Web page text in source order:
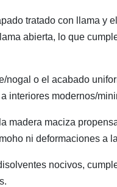
tratado con llama y
abierta, lo que
nogal o el acabado
interiores modernos/
madera maciza
ni deformaciones a
nocivos,